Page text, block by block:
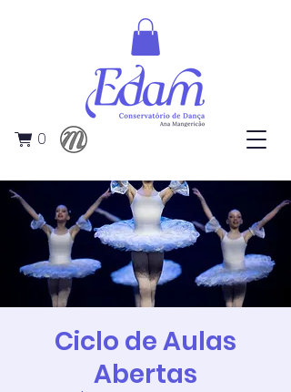
0
Ciclo de Aulas
Abertas